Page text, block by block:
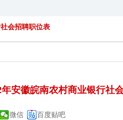
会招聘职位表
年安徽皖南农村商业银行社
微信
百度贴吧